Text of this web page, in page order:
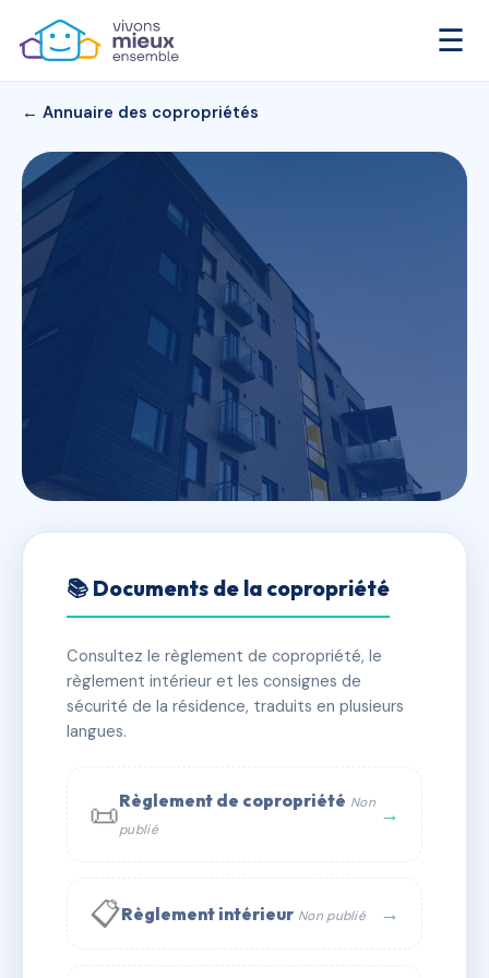
☰
← Annuaire des copropriétés
PRE SAINT-MARC
✓ Immatriculée 🏠 95 lots 🏗 2 bâtiment(s)
📞 Contacter Syndic Digital
📚 Documents de la copropriété
Consultez le règlement de copropriété, le
règlement intérieur et les consignes de
sécurité de la résidence, traduits en plusieurs
langues.
📜Règlement de copropriété Non
publié
→
📋Règlement intérieur Non publié →